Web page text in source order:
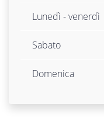
Lunedì - venerdì
Sabato
Domenica